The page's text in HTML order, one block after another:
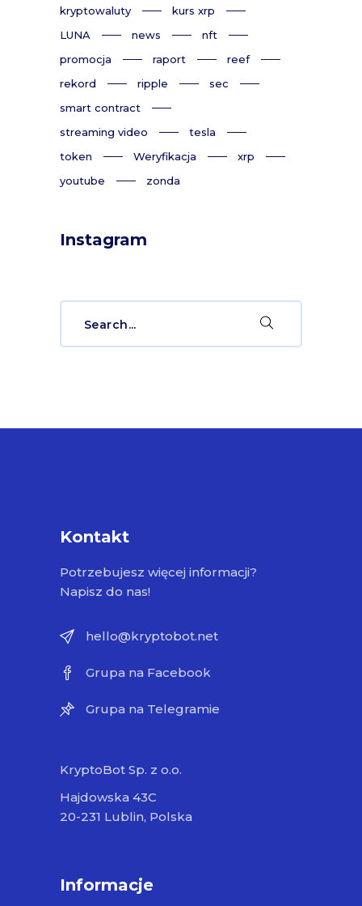
kryptowaluty
kurs xrp
LUNA
news
nft
promocja
raport
reef
rekord
ripple
sec
smart contract
streaming video
tesla
token
Weryfikacja
xrp
youtube
zonda
Instagram
Kontakt
Potrzebujesz więcej informacji?
Napisz do nas!
hello@kryptobot.net
Grupa na Facebook
Grupa na Telegramie
KryptoBot Sp. z o.o.
Hajdowska 43C
20-231 Lublin, Polska
Informacje